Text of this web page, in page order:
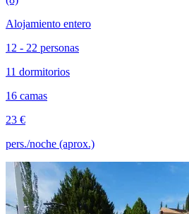
Alojamiento entero
12 - 22 personas
11 dormitorios
16 camas
23 €
pers./noche (aprox.)